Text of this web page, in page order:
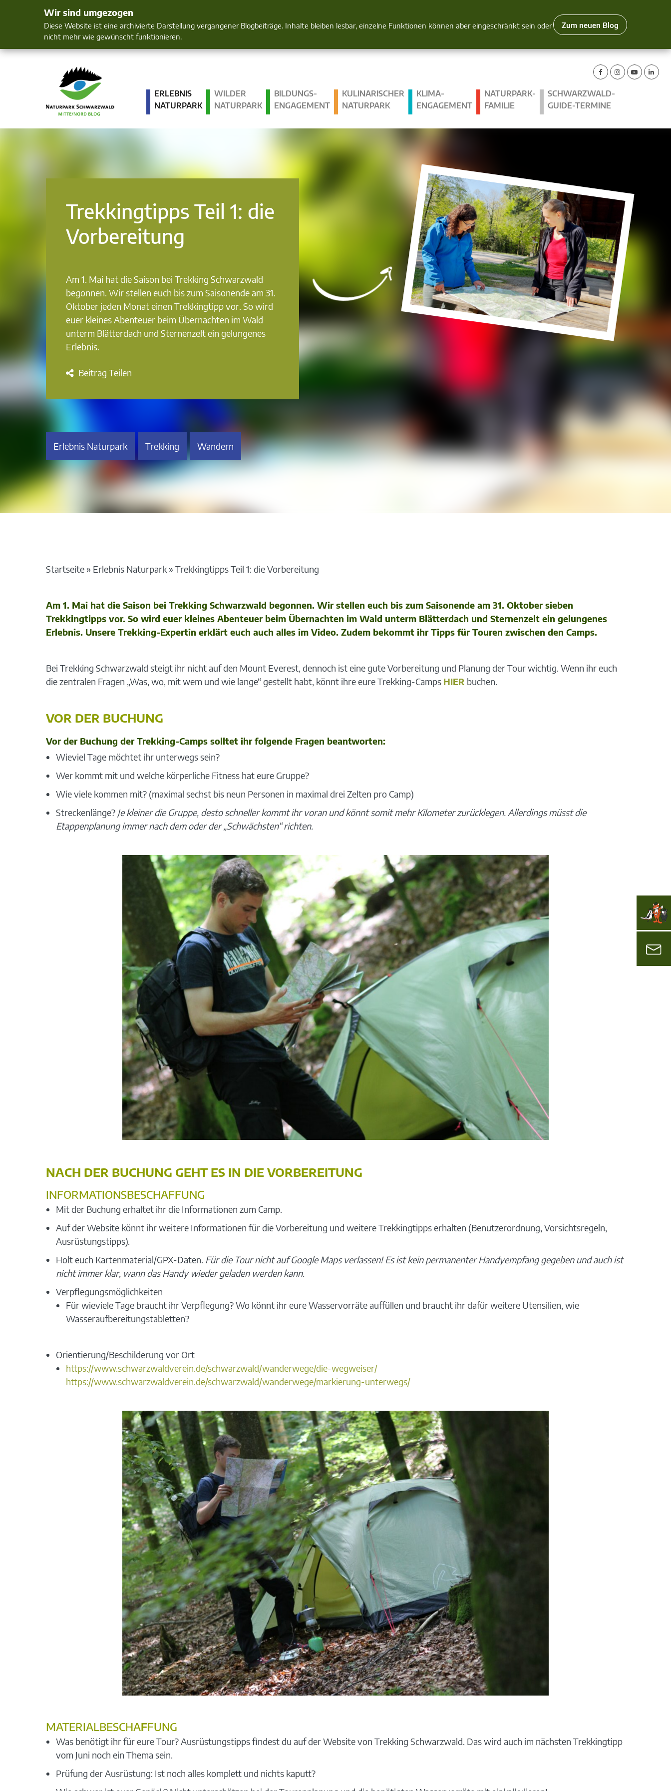
Wir sind umgezogen
Diese Website ist eine archivierte Darstellung vergangener Blogbeiträge. Inhalte bleiben lesbar, einzelne Funktionen können aber eingeschränkt sein oder
nicht mehr wie gewünscht funktionieren.
Zum neuen Blog
Mensch und Natur im Blick
ERLEBNIS
NATURPARK
WILDER
NATURPARK
BILDUNGS­
ENGAGEMENT
KULINARISCHER
NATURPARK
KLIMA­
ENGAGEMENT
NATURPARK-
FAMILIE
SCHWARZWALD-
GUIDE-TERMINE
Trekkingtipps Teil 1: die
Vorbereitung
Am 1. Mai hat die Saison bei Trekking Schwarzwald
begonnen. Wir stellen euch bis zum Saisonende am 31.
Oktober jeden Monat einen Trekkingtipp vor. So wird
euer kleines Abenteuer beim Übernachten im Wald
unterm Blätterdach und Sternenzelt ein gelungenes
Erlebnis.
Beitrag Teilen
Erlebnis Naturpark Trekking Wandern
Startseite» Erlebnis Naturpark» Trekkingtipps Teil 1: die Vorbereitung
Am 1. Mai hat die Saison bei Trekking Schwarzwald begonnen. Wir stellen euch bis zum Saisonende am 31. Oktober sieben
Trekkingtipps vor. So wird euer kleines Abenteuer beim Übernachten im Wald unterm Blätterdach und Sternenzelt ein gelungenes
Erlebnis. Unsere Trekking-Expertin erklärt euch auch alles im Video. Zudem bekommt ihr Tipps für Touren zwischen den Camps.
Bei Trekking Schwarzwald steigt ihr nicht auf den Mount Everest, dennoch ist eine gute Vorbereitung und Planung der Tour wichtig. Wenn ihr euch
die zentralen Fragen „Was, wo, mit wem und wie lange“ gestellt habt, könnt ihre eure Trekking-Camps HIER buchen.
VOR DER BUCHUNG
Vor der Buchung der Trekking-Camps solltet ihr folgende Fragen beantworten:
Wieviel Tage möchtet ihr unterwegs sein?
Wer kommt mit und welche körperliche Fitness hat eure Gruppe?
Wie viele kommen mit? (maximal sechst bis neun Personen in maximal drei Zelten pro Camp)
Streckenlänge? Je kleiner die Gruppe, desto schneller kommt ihr voran und könnt somit mehr Kilometer zurücklegen. Allerdings müsst die
Etappenplanung immer nach dem oder der „Schwächsten“ richten.
NACH DER BUCHUNG GEHT ES IN DIE VORBEREITUNG
INFORMATIONSBESCHAFFUNG
Mit der Buchung erhaltet ihr die Informationen zum Camp.
Auf der Website könnt ihr weitere Informationen für die Vorbereitung und weitere Trekkingtipps erhalten (Benutzerordnung, Vorsichtsregeln,
Ausrüstungstipps).
Holt euch Kartenmaterial/GPX-Daten. Für die Tour nicht auf Google Maps verlassen! Es ist kein permanenter Handyempfang gegeben und auch ist
nicht immer klar, wann das Handy wieder geladen werden kann.
Verpflegungsmöglichkeiten
Für wieviele Tage braucht ihr Verpflegung? Wo könnt ihr eure Wasservorräte auffüllen und braucht ihr dafür weitere Utensilien, wie
Wasseraufbereitungstabletten?
Orientierung/Beschilderung vor Ort
https://www.schwarzwaldverein.de/schwarzwald/wanderwege/die-wegweiser/
https://www.schwarzwaldverein.de/schwarzwald/wanderwege/markierung-unterwegs/
MATERIALBESCHAFFUNG
Was benötigt ihr für eure Tour? Ausrüstungstipps findest du auf der Website von Trekking Schwarzwald. Das wird auch im nächsten Trekkingtipp
vom Juni noch ein Thema sein.
Prüfung der Ausrüstung: Ist noch alles komplett und nichts kaputt?